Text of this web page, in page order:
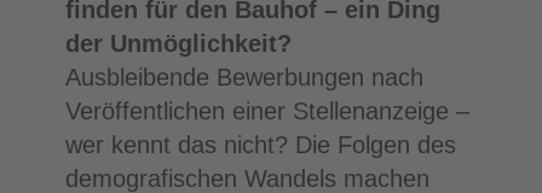
finden für den Bauhof – ein Ding
der Unmöglichkeit?
Ausbleibende Bewerbungen nach
Veröffentlichen einer Stellenanzeige –
wer kennt das nicht? Die Folgen des
demografischen Wandels machen